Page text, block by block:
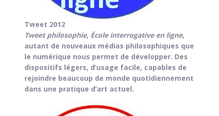
Tweet 2012
Tweet philosophie, École interrogative en ligne,
autant de nouveaux médias philosophiques que
le numérique nous permet de développer. Des
dispositifs légers, d’usage facile, capables de
rejoindre beaucoup de monde quotidiennement
dans une pratique d’art actuel.